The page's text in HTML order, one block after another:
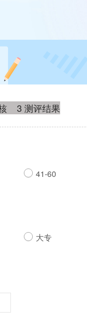
3 测评结果
41-60
大专